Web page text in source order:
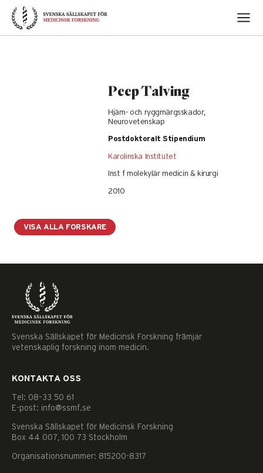
Skip
content
Peep Talving
Hjärn- och ryggmärgsskador,
Neurovetenskap
Postdoktoralt Stipendium
Karolinska Institutet
Inst f molekylär medicin & kirurgi
2010
VISA ALLA FORSKARE
Svenska Sällskapet för Medicinsk Forskning främjar
vetenskaplig forskning inom medicin.
KONTAKTA OSS
Tel: 08–33 50 61
E-post: info@ssmf.se
Svenska Sällskapet för Medicinsk Forskning
Box 44 007, 100 73 Stockholm
Organisationsnummer: 815200-8317